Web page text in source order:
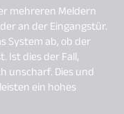
mehreren Meldern
an der Eingangstür.
System ab, ob der
Ist dies der Fall,
unscharf. Dies und
ein hohes